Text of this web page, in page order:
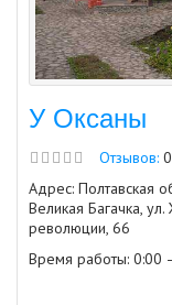
У Оксаны
Отзывов:
Адрес: Полтавская
Великая Багачка, ул.
революции, 66
Время работы: 0:00